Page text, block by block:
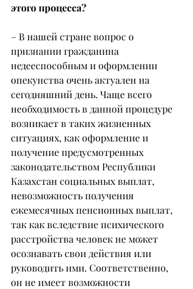
этого процесса?
– В нашей стране вопрос о
признании гражданина
недееспособным и оформлении
опекунства очень актуален на
сегодняшний день. Чаще всего
необходимость в данной процедуре
возникает в таких жизненных
ситуациях, как оформление и
получение предусмотренных
законодательством Республики
Казахстан социальных выплат,
невозможность получения
ежемесячных пенсионных выплат,
так как вследствие психического
расстройства человек не может
осознавать свои действия или
руководить ими. Соответственно,
он не имеет возможности